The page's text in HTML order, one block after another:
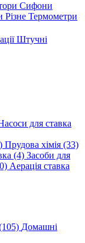
Сифони
Різне Термометри
Штучні
для ставка
Прудова хімія (33)
(4) Засоби для
Аерація ставка
Домашні